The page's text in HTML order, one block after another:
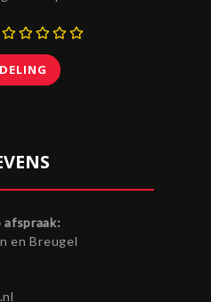
afspraak:
en Breugel